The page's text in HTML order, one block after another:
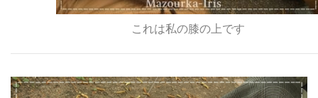
これは私の膝の上です